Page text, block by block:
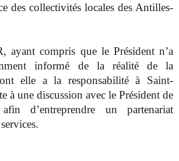
des collectivités locales des Antilles-
ayant compris que le Président n’a
informé de la réalité de la
elle a la responsabilité à Saint-
à une discussion avec le Président de
d’entreprendre un partenariat